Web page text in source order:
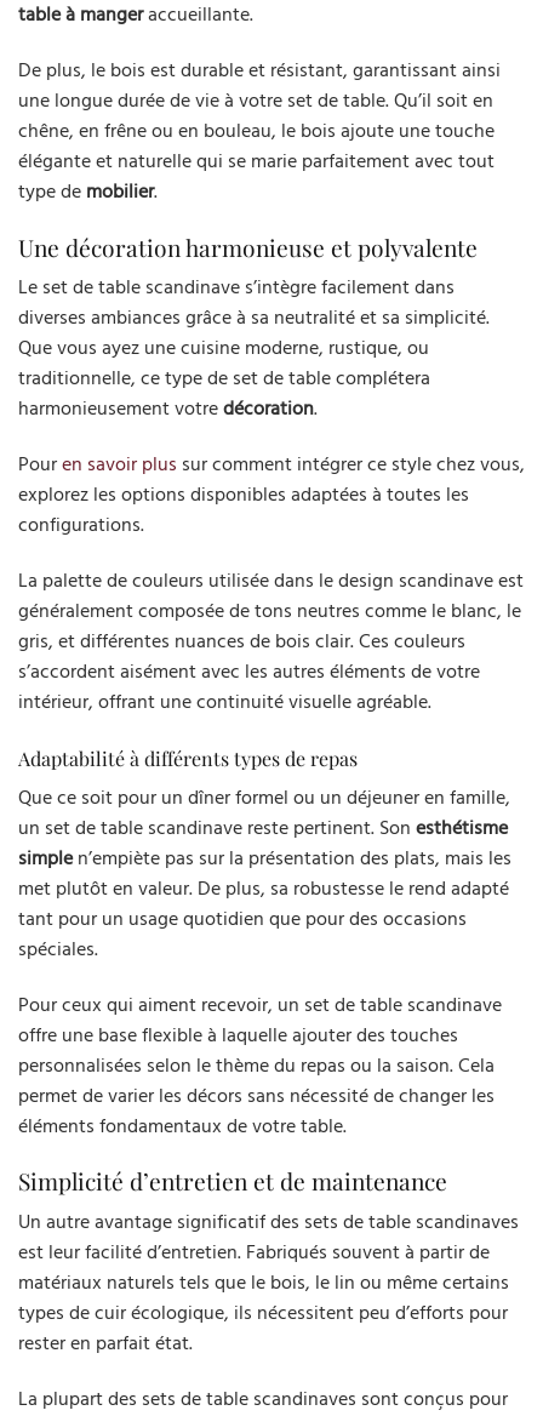
table à mangeraccueillante.
De plus, le bois est durable et résistant, garantissant ainsi
une longue durée de vie à votre set de table. Qu’il soit en
chêne, en frêne ou en bouleau, le bois ajoute une touche
élégante et naturelle qui se marie parfaitement avec tout
type de mobilier.
Une décoration harmonieuse et polyvalente
Le set de table scandinave s’intègre facilement dans
diverses ambiances grâce à sa neutralité et sa simplicité.
Que vous ayez une cuisine moderne, rustique, ou
traditionnelle, ce type de set de table complétera
harmonieusement votredécoration.
Pouren savoir plus sur comment intégrer ce style chez vous,
explorez les options disponibles adaptées à toutes les
configurations.
La palette de couleurs utilisée dans le design scandinave est
généralement composée de tons neutres comme le blanc, le
gris, et différentes nuances de bois clair. Ces couleurs
s’accordent aisément avec les autres éléments de votre
intérieur, offrant une continuité visuelle agréable.
Adaptabilité à différents types de repas
Que ce soit pour un dîner formel ou un déjeuner en famille,
un set de table scandinave reste pertinent. Son esthétisme
simplen’empiète pas sur la présentation des plats, mais les
met plutôt en valeur. De plus, sa robustesse le rend adapté
tant pour un usage quotidien que pour des occasions
spéciales.
Pour ceux qui aiment recevoir, un set de table scandinave
offre une base flexible à laquelle ajouter des touches
personnalisées selon le thème du repas ou la saison. Cela
permet de varier les décors sans nécessité de changer les
éléments fondamentaux de votre table.
Simplicité d’entretien et de maintenance
Un autre avantage significatif des sets de table scandinaves
est leur facilité d’entretien. Fabriqués souvent à partir de
matériaux naturels tels que le bois, le lin ou même certains
types de cuir écologique, ils nécessitent peu d’efforts pour
rester en parfait état.
La plupart des sets de table scandinaves sont conçus pour